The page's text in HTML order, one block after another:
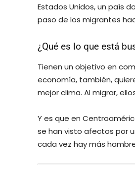
Estados Unidos, un país
paso de los migrantes
¿Qué es lo que está
Tienen un objetivo en
economía, también,
mejor clima. Al migrar,
Y es que en
se han visto afectos por
cada vez hay más